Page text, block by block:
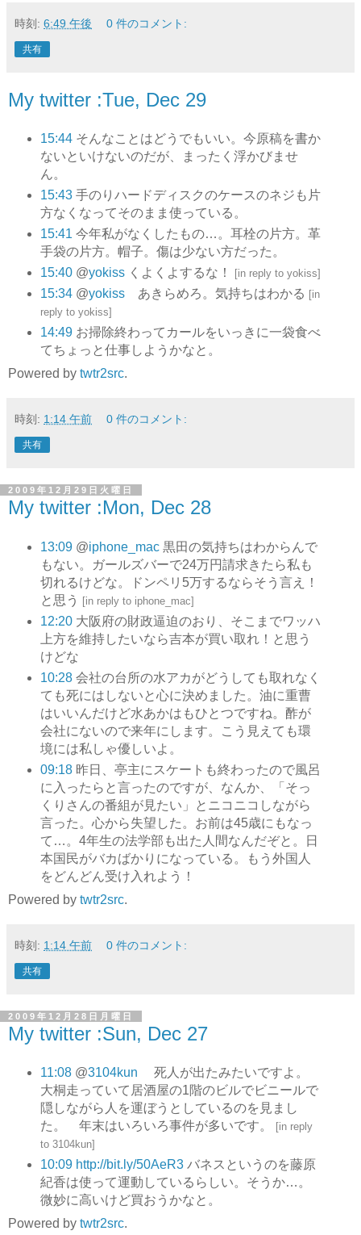
時刻: 6:49 午後 0 件のコメント:
共有
My twitter :Tue, Dec 29
15:44 そんなことはどうでもいい。今原稿を書か
ないといけないのだが、まったく浮かびませ
ん。
15:43 手のりハードディスクのケースのネジも片
方なくなってそのまま使っている。
15:41 今年私がなくしたもの…。耳栓の片方。革
手袋の片方。帽子。傷は少ない方だった。
15:40 @yokissくよくよするな！ [in reply to yokiss]
15:34 @yokissあきらめろ。気持ちはわかる [in
reply to yokiss]
14:49 お掃除終わってカールをいっきに一袋食べ
てちょっと仕事しようかなと。
Powered by twtr2src.
時刻: 1:14 午前 0 件のコメント:
共有
2009年12月29日火曜日
My twitter :Mon, Dec 28
13:09 @iphone_mac黒田の気持ちはわからんで
もない。ガールズバーで24万円請求きたら私も
切れるけどな。ドンペリ5万するならそう言え！
と思う
[in reply to iphone_mac]
12:20 大阪府の財政逼迫のおり、そこまでワッハ
上方を維持したいなら吉本が買い取れ！と思う
けどな
10:28 会社の台所の水アカがどうしても取れなく
ても死にはしないと心に決めました。油に重曹
はいいんだけど水あかはもひとつですね。酢が
会社にないので来年にします。こう見えても環
境には私しゃ優しいよ。
09:18 昨日、亭主にスケートも終わったので風呂
に入ったらと言ったのですが、なんか、「そっ
くりさんの番組が見たい」とニコニコしながら
言った。心から失望した。お前は45歳にもなっ
て…。4年生の法学部も出た人間なんだぞと。日
本国民がバカばかりになっている。もう外国人
をどんどん受け入れよう！
Powered by twtr2src.
時刻: 1:14 午前 0 件のコメント:
共有
2009年12月28日月曜日
My twitter :Sun, Dec 27
11:08 @3104kun 死人が出たみたいですよ。
大桐走っていて居酒屋の1階のビルでビニールで
隠しながら人を運ぼうとしているのを見まし
た。 年末はいろいろ事件が多いです。
[in reply
to 3104kun]
10:09 http://bit.ly/50AeR3バネスというのを藤原
紀香は使って運動しているらしい。そうか…。
微妙に高いけど買おうかなと。
Powered by twtr2src.